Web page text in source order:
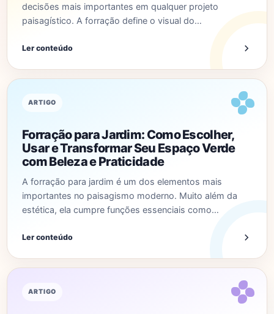
decisões mais importantes em qualquer projeto
paisagístico. A forração define o visual do…
Ler conteúdo
ARTIGO
Forração para Jardim: Como Escolher,
Usar e Transformar Seu Espaço Verde
com Beleza e Praticidade
A forração para jardim é um dos elementos mais
importantes no paisagismo moderno. Muito além da
estética, ela cumpre funções essenciais como…
Ler conteúdo
ARTIGO